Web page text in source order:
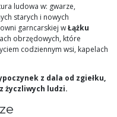
ludowa w: gwarze,
starych i nowych
garncarskiej wŁążku
obrzędowych, które
codziennym wsi, kapelach
z dala od zgiełku,
życzliwych ludzi.